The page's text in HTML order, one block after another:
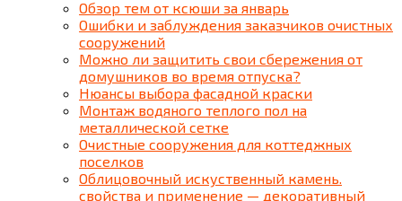
Обзор тем от ксюши за январь
Ошибки и заблуждения заказчиков очистных
сооружений
Можно ли защитить свои сбережения от
домушников во время отпуска?
Нюансы выбора фасадной краски
Монтаж водяного теплого пол на
металлической сетке
Очистные сооружения для коттеджных
поселков
Облицовочный искуственный камень.
свойства и применение — декоративный